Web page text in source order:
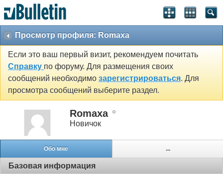
Просмотр профиля: Romaxa
Если это ваш первый визит, рекомендуем почитать
Справку по форуму. Для размещения своих
сообщений необходимо зарегистрироваться. Для
просмотра сообщений выберите раздел.
Romaxa
Новичок
Обо мне ...
Базовая информация